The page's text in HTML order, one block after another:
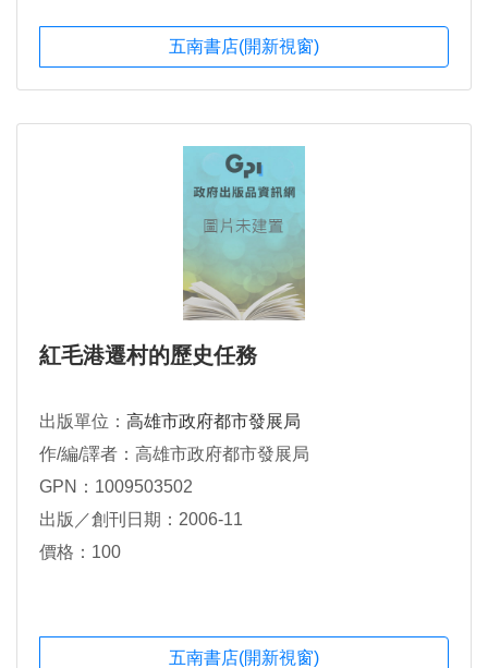
五南書店(開新視窗)
紅毛港遷村的歷史任務
出版單位： 高雄市政府都市發展局
作/編/譯者：高雄市政府都市發展局
GPN：1009503502
出版／創刊日期：2006-11
價格：100
五南書店(開新視窗)